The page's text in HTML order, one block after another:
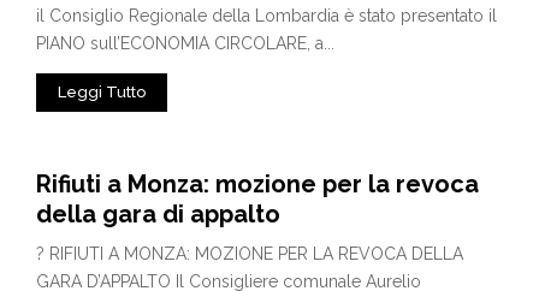
il Consiglio Regionale della Lombardia è stato presentato il
PIANO sull’ECONOMIA CIRCOLARE, a...
Leggi Tutto
Rifiuti a Monza: mozione per la revoca
della gara di appalto
? RIFIUTI A MONZA: MOZIONE PER LA REVOCA DELLA
GARA D’APPALTO Il Consigliere comunale Aurelio